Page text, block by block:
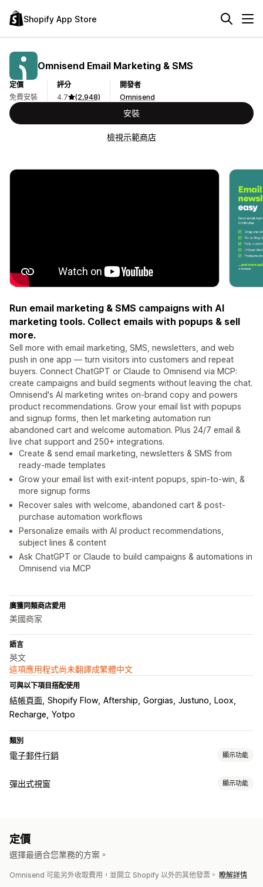
Shopify App Store
Omnisend Email Marketing & SMS
定價
免費安裝
評分
4.7
(2,948)
開發者
Omnisend
安裝
檢視示範商店
Run email marketing & SMS campaigns with AI
marketing tools. Collect emails with popups & sell
more.
Sell more with email marketing, SMS, newsletters, and web
push in one app — turn visitors into customers and repeat
buyers. Connect ChatGPT or Claude to Omnisend via MCP:
create campaigns and build segments without leaving the chat.
Omnisend's AI marketing writes on-brand copy and powers
product recommendations. Grow your email list with popups
and signup forms, then let marketing automation run
abandoned cart and welcome automation. Plus 24/7 email &
live chat support and 250+ integrations.
Create & send email marketing, newsletters & SMS from
ready-made templates
Grow your email list with exit-intent popups, spin-to-win, &
more signup forms
Recover sales with welcome, abandoned cart & post-
purchase automation workflows
Personalize emails with AI product recommendations,
subject lines & content
Ask ChatGPT or Claude to build campaigns & automations in
Omnisend via MCP
廣獲同類商店愛用
美國商家
語言
英文
這項應用程式尚未翻譯成繁體中文
可與以下項目搭配使用
結帳頁面 Shopify Flow Aftership Gorgias Justuno
Loox
Recharge Yotpo
類別
電子郵件行銷 顯示功能
行銷活動類型
瀏覽放棄內容
挽回電子郵件 商品推薦 連續電子郵件行銷活動
自訂行銷活動
彈出式視窗 顯示功能
簡訊收集清單 行銷活動 自動化 目標設定 分群 標記 報告
定價
選擇最適合您業務的方案。
Omnisend 可能另外收取費用，並開立 Shopify 以外的其他發票。 瞭解詳情